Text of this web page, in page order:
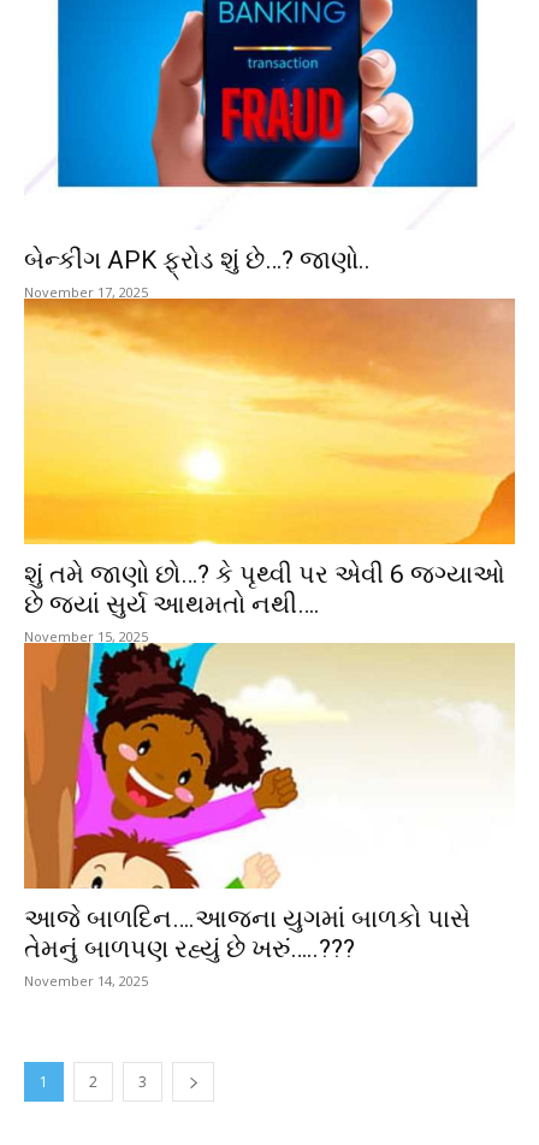
બેન્કીંગ APK ફ્રોડ શું છે…? જાણો..
November 17, 2025
શું તમે જાણો છો…? કે પૃથ્વી પર એવી 6 જગ્યાઓ
છે જ્યાં સુર્ય આથમતો નથી….
November 15, 2025
આજે બાળદિન….આજના યુગમાં બાળકો પાસે
તેમનું બાળપણ રહ્યું છે ખરું…..???
November 14, 2025
1 2 3